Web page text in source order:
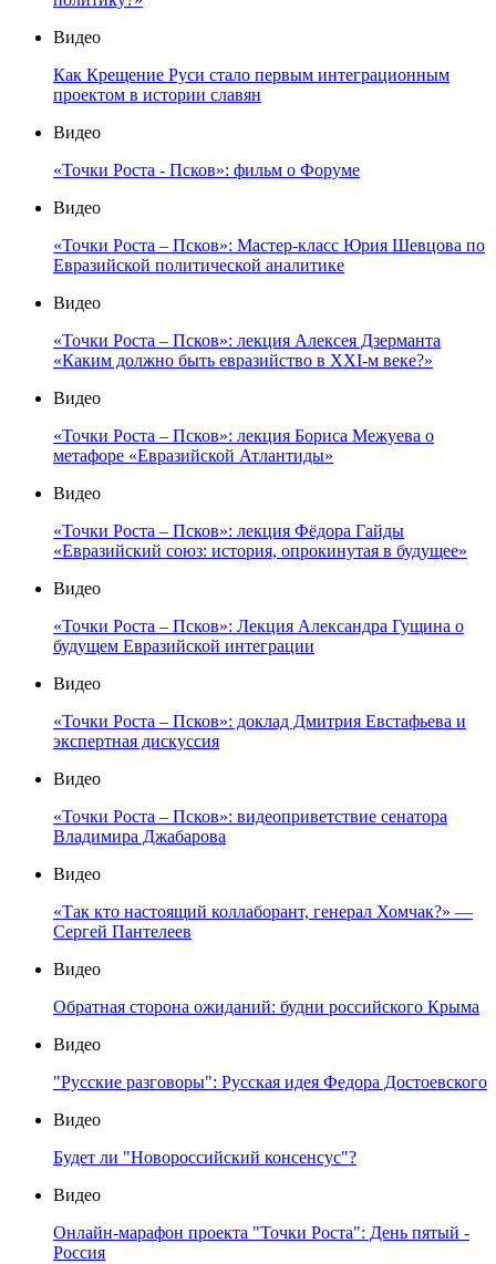
Видео
Как Крещение Руси стало первым интеграционным
проектом в истории славян
Видео
«Точки Роста - Псков»: фильм о Форуме
Видео
«Точки Роста – Псков»: Мастер-класс Юрия Шевцова по
Евразийской политической аналитике
Видео
«Точки Роста – Псков»: лекция Алексея Дзерманта
«Каким должно быть евразийство в XXI-м веке?»
Видео
«Точки Роста – Псков»: лекция Бориса Межуева о
метафоре «Евразийской Атлантиды»
Видео
«Точки Роста – Псков»: лекция Фёдора Гайды
«Евразийский союз: история, опрокинутая в будущее»
Видео
«Точки Роста – Псков»: Лекция Александра Гущина о
будущем Евразийской интеграции
Видео
«Точки Роста – Псков»: доклад Дмитрия Евстафьева и
экспертная дискуссия
Видео
«Точки Роста – Псков»: видеоприветствие сенатора
Владимира Джабарова
Видео
«Так кто настоящий коллаборант, генерал Хомчак?» —
Сергей Пантелеев
Видео
Обратная сторона ожиданий: будни российского Крыма
Видео
"Русские разговоры": Русская идея Федора Достоевского
Видео
Будет ли "Новороссийский консенсус"?
Видео
Онлайн-марафон проекта "Точки Роста": День пятый -
Россия